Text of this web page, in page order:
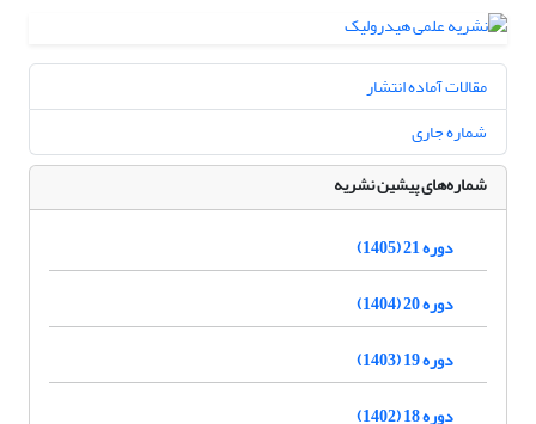
مقالات آماده انتشار
شماره جاری
شماره‌های پیشین نشریه
دوره 21 (1405)
دوره 20 (1404)
دوره 19 (1403)
دوره 18 (1402)